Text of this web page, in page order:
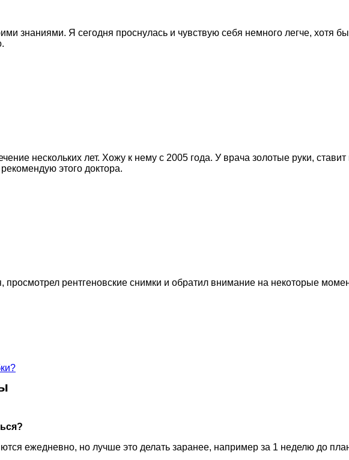
знаниями. Я сегодня проснулась и чувствую себя немного легче, хотя
нескольких лет. Хожу к нему с 2005 года. У врача золотые руки,
этого доктора.
рентгеновские снимки и обратил внимание на некоторые
ежедневно, но лучше это делать заранее, например за 1 неделю до